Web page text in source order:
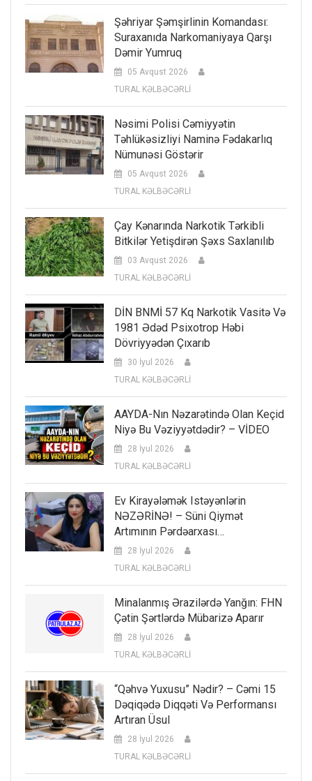
Şəhriyar Şəmşirlinin Komandası:
Suraxanıda Narkomaniyaya Qarşı
Dəmir Yumruq
05 Avqust 2026
TURAL KƏLBƏCƏRLİ
Nəsimi Polisi Cəmiyyətin
Təhlükəsizliyi Naminə Fədakarlıq
Nümunəsi Göstərir
05 Avqust 2026
TURAL KƏLBƏCƏRLİ
Çay Kənarında Narkotik Tərkibli
Bitkilər Yetişdirən Şəxs Saxlanılıb
03 Avqust 2026
TURAL KƏLBƏCƏRLİ
DİN BNMİ 57 Kq Narkotik Vasitə Və
1981 Ədəd Psixotrop Həbi
Dövriyyədən Çıxarıb
30 İyul 2026
TURAL KƏLBƏCƏRLİ
AAYDA-Nın Nəzarətində Olan Keçid
Niyə Bu Vəziyyətdədir? – VİDEO
28 İyul 2026
TURAL KƏLBƏCƏRLİ
Ev Kirayələmək Istəyənlərin
NƏZƏRİNƏ! – Süni Qiymət
Artımının Pərdəarxası…
28 İyul 2026
TURAL KƏLBƏCƏRLİ
Minalanmış Ərazilərdə Yanğın: FHN
Çətin Şərtlərdə Mübarizə Aparır
28 İyul 2026
TURAL KƏLBƏCƏRLİ
“Qəhvə Yuxusu” Nədir? – Cəmi 15
Dəqiqədə Diqqəti Və Performansı
Artıran Üsul
28 İyul 2026
TURAL KƏLBƏCƏRLİ